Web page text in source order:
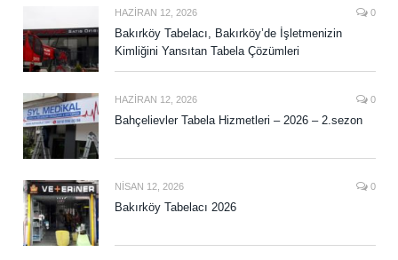
HAZIRAN 12, 2026 0
Bakırköy Tabelacı, Bakırköy’de İşletmenizin
Kimliğini Yansıtan Tabela Çözümleri
HAZIRAN 12, 2026 0
Bahçelievler Tabela Hizmetleri – 2026 – 2.sezon
NISAN 12, 2026 0
Bakırköy Tabelacı 2026